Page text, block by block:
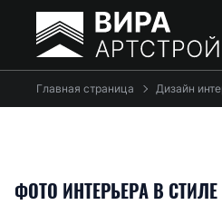
Главная страница Дизайн
ФОТО ИНТЕРЬЕРА В